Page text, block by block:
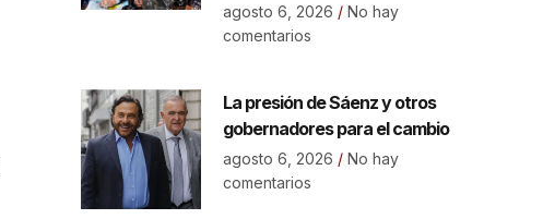
agosto 6, 2026 No hay
comentarios
La presión de Sáenz y otros
gobernadores para el cambio
agosto 6, 2026 No hay
comentarios